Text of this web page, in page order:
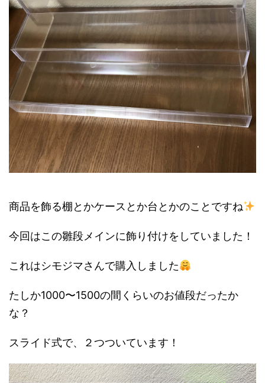
商品を飾る棚とかケースとか台とかのことですね
今回はこの雛段メインに飾り付けをしていました！
これはシモジマさんで購入しました
たしか1000〜1500の間くらいのお値段だったか
な？
スライド式で、２つついています！